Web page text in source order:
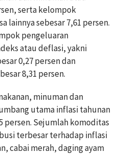
serta kelompok
lainnya sebesar 7,61 persen.
pengeluaran
atau deflasi, yakni
0,27 persen dan
8,31 persen.
minuman dan
utama inflasi tahunan
persen. Sejumlah komoditas
terbesar terhadap inflasi
cabai merah, daging ayam